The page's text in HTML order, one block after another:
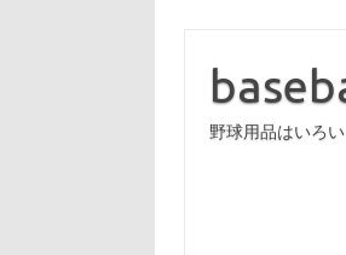
野球用品はいろ